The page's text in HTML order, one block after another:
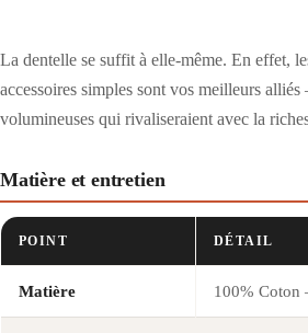
La dentelle se suffit à elle-même. En effet,
accessoires simples sont vos meilleurs
volumineuses qui rivaliseraient avec la
Matière et entretien
POINT DÉTAIL
Matière 100% Coton